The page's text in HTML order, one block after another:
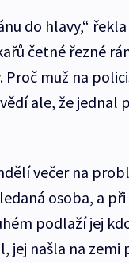
do hlavy,“
četné řezné
Proč muž na
ale, že jednal
večer na
osoba, a
podlaží jej
jej našla na zemi